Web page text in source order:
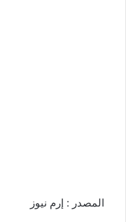
المصدر : إرم نيوز